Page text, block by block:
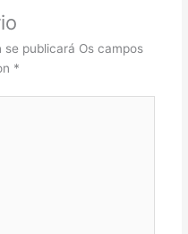
se publicará Os campos
*